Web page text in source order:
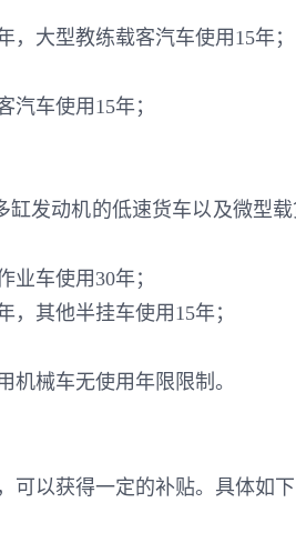
大型教练载客汽车使用15年；
车使用15年；
发动机的低速货车以及微型
车使用30年；
其他半挂车使用15年；
械车无使用年限限制。
以获得一定的补贴。具体如下